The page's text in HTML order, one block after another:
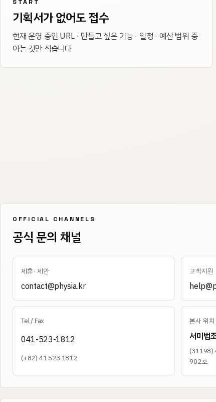
START
기획서가 없어도 접수
현재 운영 중인 URL · 만들고 싶은 기능 · 일정 · 예산 범위 중
아는 것만 적습니다
OFFICIAL CHANNELS
공식 문의 채널
제휴 · 제안
contact@physia.kr
고객지원
Tel / Fax
041-523-1812
(+82) 41 523 1812
본사 위치
서미법
(31198)
902호